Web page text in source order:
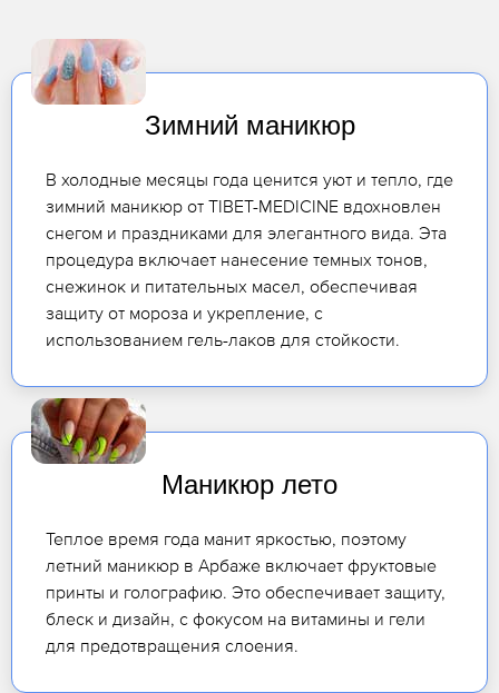
Зимний маникюр
В холодные месяцы года ценится уют и тепло, где
зимний маникюр от TIBET-MEDICINE вдохновлен
снегом и праздниками для элегантного вида. Эта
процедура включает нанесение темных тонов,
снежинок и питательных масел, обеспечивая
защиту от мороза и укрепление, с
использованием гель-лаков для стойкости.
Маникюр лето
Теплое время года манит яркостью, поэтому
летний маникюр в Арбаже включает фруктовые
принты и голографию. Это обеспечивает защиту,
блеск и дизайн, с фокусом на витамины и гели
для предотвращения слоения.